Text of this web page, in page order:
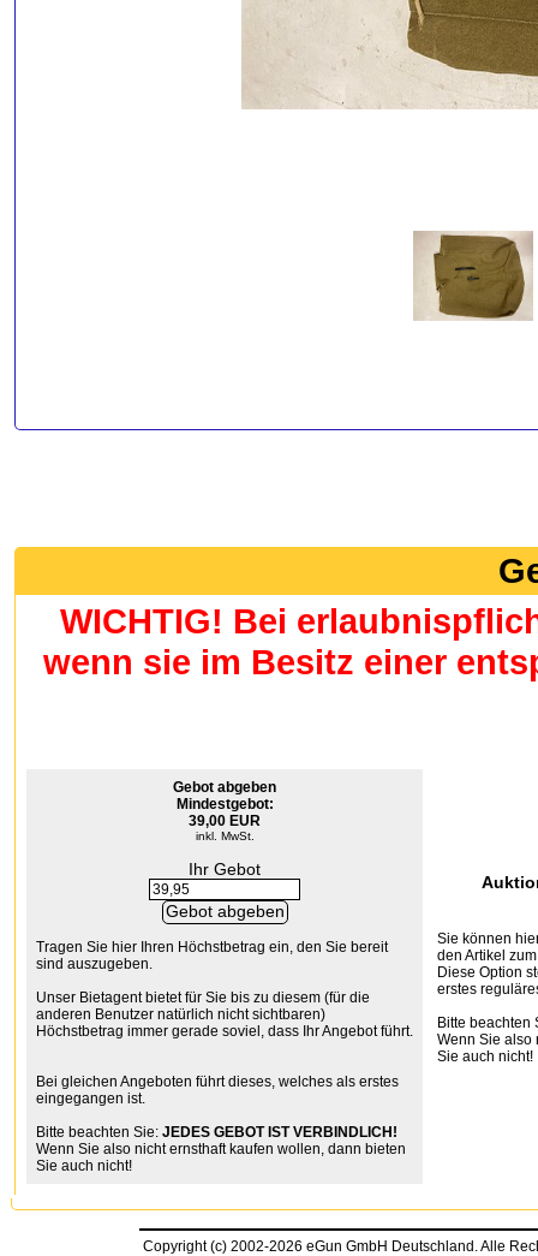
WICHTIG! Bei
wenn sie im Besitz einer
Gebot abgeben
Mindestgebot:
39,00 EUR
inkl. MwSt.
Ihr Gebot
Tragen Sie hier Ihren Höchstbetrag ein, den Sie bereit
sind auszugeben.
Unser Bietagent bietet für Sie bis zu diesem (für die
anderen Benutzer natürlich nicht sichtbaren)
Höchstbetrag immer gerade soviel, dass Ihr Angebot führt.
Bei gleichen Angeboten führt dieses, welches als erstes
eingegangen ist.
Bitte beachten Sie: JEDES GEBOT IST VERBINDLICH!
Wenn Sie also nicht ernsthaft kaufen wollen, dann bieten
Sie auch nicht!
Sie können
den Artikel
Diese Option
erstes
Bitte beachten
Wenn Sie also
Sie auch nicht!
Copyright (c) 2002-2026 eGun GmbH Deutschland. Alle